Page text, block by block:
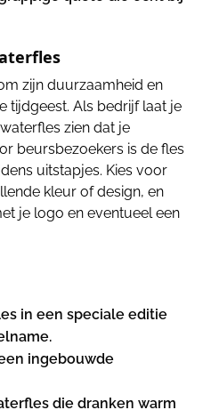
zijn duurzaamheid en
tijdgeest. Als bedrijf laat je
zien dat je
beursbezoekers is de fles
uitstapjes. Kies voor
kleur of design, en
je logo en eventueel een
in een speciale editie
ingebouwde
die dranken warm